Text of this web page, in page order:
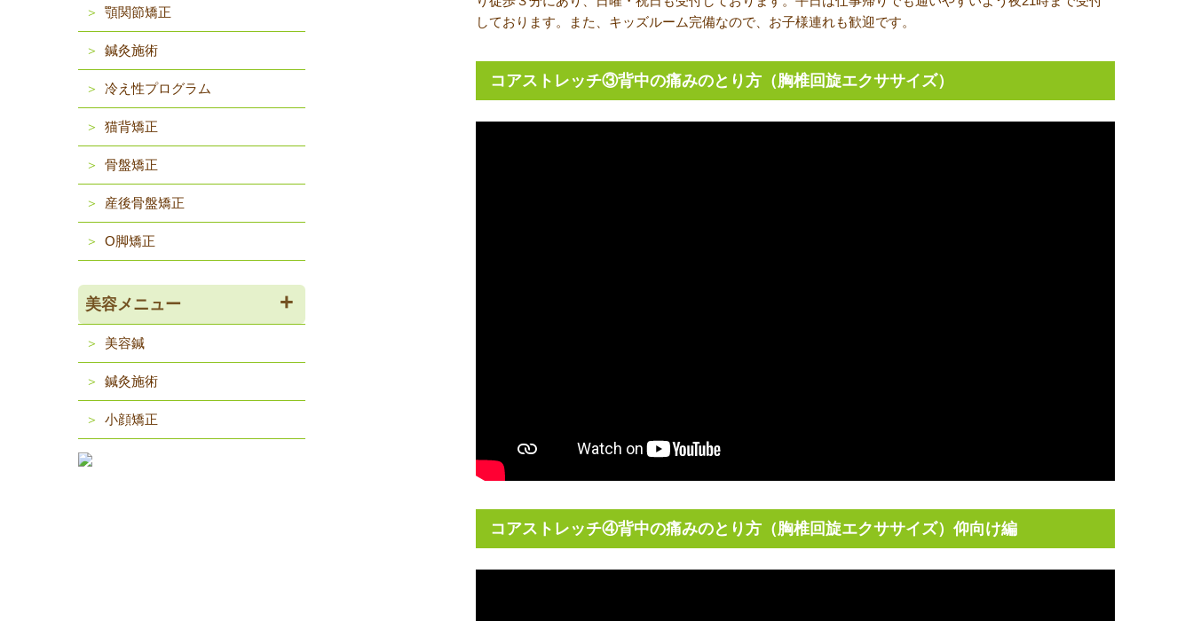
しております。また、キッズルーム完備なので、お子様連れも歓迎です。
コアストレッチ③背中の痛みのとり方（胸椎回旋エクササイズ）
コアストレッチ④背中の痛みのとり方（胸椎回旋エクササイズ）仰向け編
顎関節矯正
鍼灸施術
冷え性プログラム
猫背矯正
骨盤矯正
産後骨盤矯正
O脚矯正
美容メニュー
美容鍼
鍼灸施術
小顔矯正